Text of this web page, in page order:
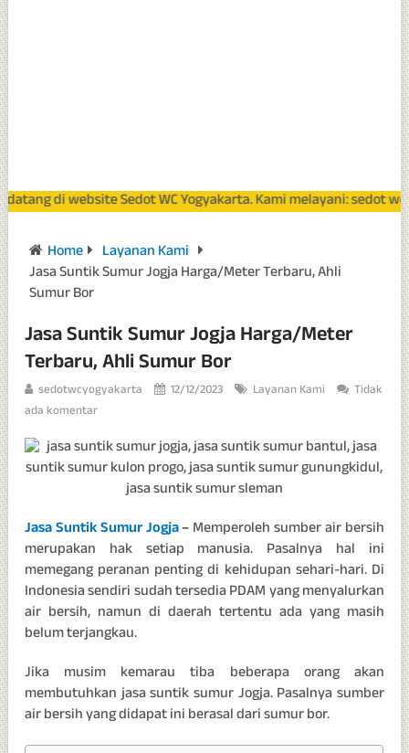
di website Sedot WC Yogyakarta. Kami melayani: sedot wc
Home
Layanan Kami
Jasa Suntik Sumur Jogja Harga/Meter Terbaru, Ahli
Sumur Bor
Jasa Suntik Sumur Jogja Harga/Meter
Terbaru, Ahli Sumur Bor
sedotwcyogyakarta 12/12/2023 Layanan Kami
Tidak
ada komentar
Jasa Suntik Sumur Jogja–Memperoleh sumber air bersih
merupakan hak setiap manusia. Pasalnya hal ini
memegang peranan penting di kehidupan sehari-hari. Di
Indonesia sendiri sudah tersedia PDAM yang menyalurkan
air bersih, namun di daerah tertentu ada yang masih
belum terjangkau.
Jika musim kemarau tiba beberapa orang akan
membutuhkan jasa suntik sumur Jogja. Pasalnya sumber
air bersih yang didapat ini berasal dari sumur bor.